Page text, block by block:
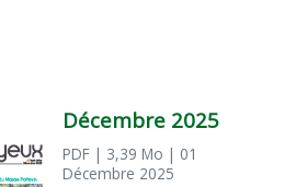
Décembre 2025
PDF | 3,39 Mo | 01
Décembre 2025